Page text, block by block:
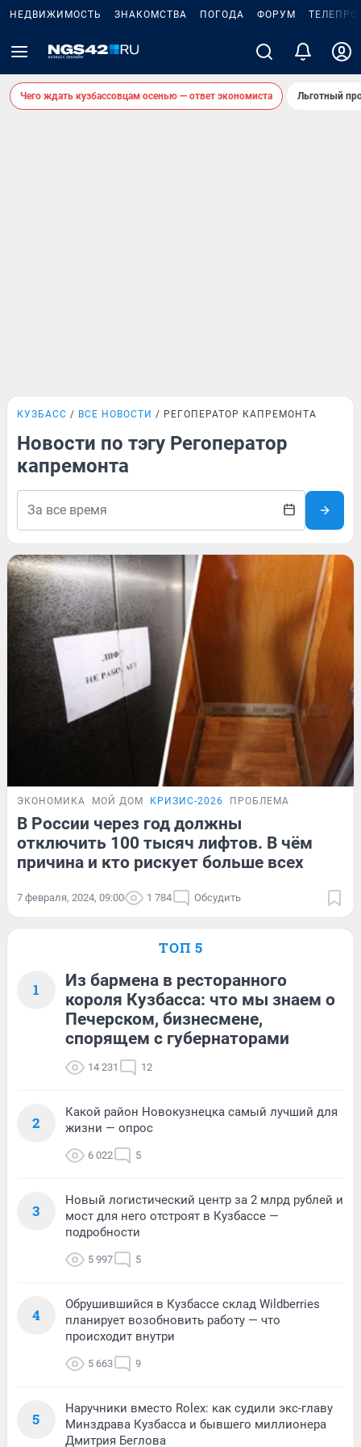
НЕДВИЖИМОСТЬ ЗНАКОМСТВА ПОГОДА ФОРУМ
Чего ждать кузбассовцам осенью — ответ экономиста Льготный
КУЗБАСС ВСЕ НОВОСТИ РЕГОПЕРАТОР КАПРЕМОНТА
Новости по тэгу Регоператор
капремонта
ЭКОНОМИКА МОЙ ДОМ КРИЗИС-2026 ПРОБЛЕМА
В России через год должны
отключить 100 тысяч лифтов. В чём
причина и кто рискует больше всех
7 февраля, 2024, 09:00 1 784 Обсудить
ТОП 5
1
Из бармена в ресторанного
короля Кузбасса: что мы знаем о
Печерском, бизнесмене,
спорящем с губернаторами
14 231 12
2
Какой район Новокузнецка самый лучший для
жизни — опрос
6 022 5
3
Новый логистический центр за 2 млрд рублей и
мост для него отстроят в Кузбассе —
подробности
5 997 5
4
Обрушившийся в Кузбассе склад Wildberries
планирует возобновить работу — что
происходит внутри
5 663 9
5
Наручники вместо Rolex: как судили экс-главу
Минздрава Кузбасса и бывшего миллионера
Дмитрия Беглова